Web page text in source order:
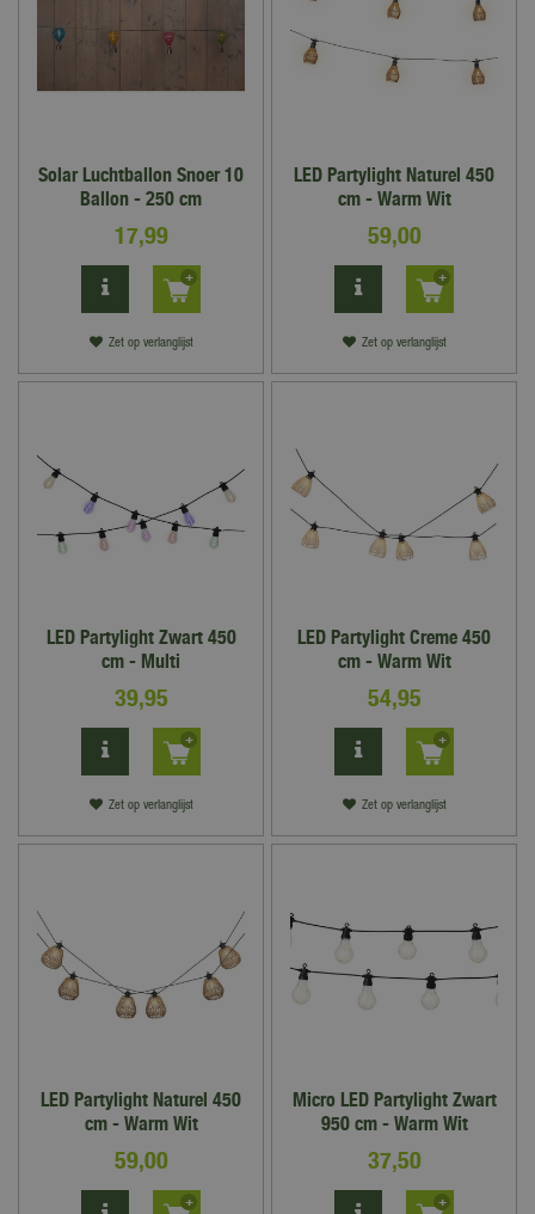
Solar Luchtballon Snoer 10
Ballon - 250 cm
17,99
Zet op verlanglijst
LED Partylight Naturel 450
cm - Warm Wit
59,00
Zet op verlanglijst
LED Partylight Zwart 450
cm - Multi
39,95
Zet op verlanglijst
LED Partylight Creme 450
cm - Warm Wit
54,95
Zet op verlanglijst
LED Partylight Naturel 450
cm - Warm Wit
59,00
Micro LED Partylight Zwart
950 cm - Warm Wit
37,50